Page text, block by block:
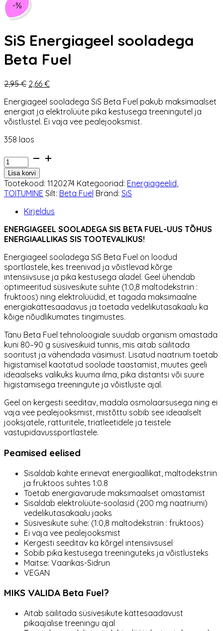
-%
SiS Energiageel sooladega
Beta Fuel
2,95€ Algne
oli:
2,95 €.
2,66 €Praegune
on:
2,66 €.
Energiageel sooladega SiS Beta Fuel pakub maksimaalset
energiat ja elektrolüüte pika kestusega treeningutel ja
võistlustel. Ei vaja vee pealejooksmist.
358 laos
SiS
Energiageel
sooladega
Beta
Fuel
kogus
Lisa korvi
Tootekood: 1120274 Kategooriad: Energiageelid,
TOITUMINE Silt: Beta Fuel Bränd: SiS
Kirjeldus
ENERGIAGEEL SOOLADEGA SIS BETA FUEL-UUS TÕHUS
ENERGIAALLIKAS SIS TOOTEVALIKUS!
Energiageel sooladega SiS Beta Fuel on loodud
sportlastele, kes treenivad ja võistlevad kõrge
intensiivsuse ja pika kestusega aladel. Geel ühendab
optimeeritud süsivesikute suhte (1:0,8 maltodekstriin :
fruktoos) ning elektrolüüdid, et tagada maksimaalne
energiakättesaadavus ja toetada vedelikutasakaalu ka
kõige nõudlikumates tingimustes.
Tänu Beta Fuel tehnoloogiale suudab organism omastada
kuni 80–90 g süsivesikuid tunnis, mis aitab säilitada
sooritust ja vähendada väsimust. Lisatud naatrium toetab
higistamisel kaotatud soolade taastamist, muutes geeli
ideaalseks valikuks kuuma ilma, pika distantsi või suure
higistamisega treeningute ja võistluste ajal.
Geel on kergesti seeditav, madala osmolaarsusega ning ei
vaja vee pealejooksmist, mistõttu sobib see ideaalselt
jooksjatele, ratturitele, triatleetidele ja teistele
vastupidavussportlastele.
Peamised eelised
Sisaldab kahte erinevat energiaallikat, maltodekstriin
ja fruktoos suhtes 1:0.8
Toetab energiavarude maksimaalset omastamist
Sisaldab elektrolüüte-soolasid (200 mg naatriumi)
vedelikutasakaalu jaoks
Süsivesikute suhe: (1:0,8 maltodekstriin : fruktoos)
Ei vaja vee pealejooksmist
Kergesti seeditav ka kõrgel intensiivsusel
Sobib pika kestusega treeninguteks ja võistlusteks
Maitse: Vaarikas-Sidrun
VEGAN
MIKS VALIDA Beta Fuel?
Aitab säilitada süsivesikute kättesaadavust
pikaajalise treeningu ajal